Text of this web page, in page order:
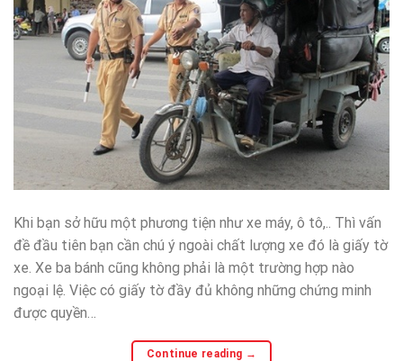
Khi bạn sở hữu một phương tiện như xe máy, ô tô,.. Thì vấn
đề đầu tiên bạn cần chú ý ngoài chất lượng xe đó là giấy tờ
xe. Xe ba bánh cũng không phải là một trường hợp nào
ngoại lệ. Việc có giấy tờ đầy đủ không những chứng minh
được quyền…
Continue reading →